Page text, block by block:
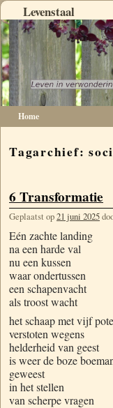
Levenstaal
Home
Tagarchief:
6 Transformatie
Geplaatst op21 juni 2025
Eén zachte landing
na een harde val
nu een kussen
waar ondertussen
een schapenvacht
als troost wacht
het schaap met vijf
verstoten wegens
helderheid van geest
is weer de boze
geweest
in het stellen
van scherpe vragen